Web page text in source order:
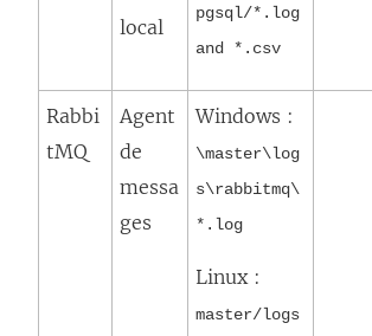
local
pgsql/*.log
and *.csv
Rabbi
tMQ
Agent
de
messa
ges
Windows :
\master\log
s\rabbitmq\
*.log
Linux :
master/logs